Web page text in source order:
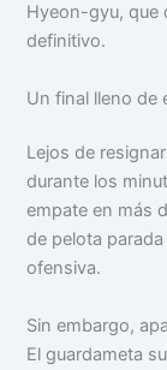
Hyeon-gyu, que
definitivo.
Un final lleno de
Lejos de
durante los
empate en más
de pelota
ofensiva.
Sin embargo,
El guardameta